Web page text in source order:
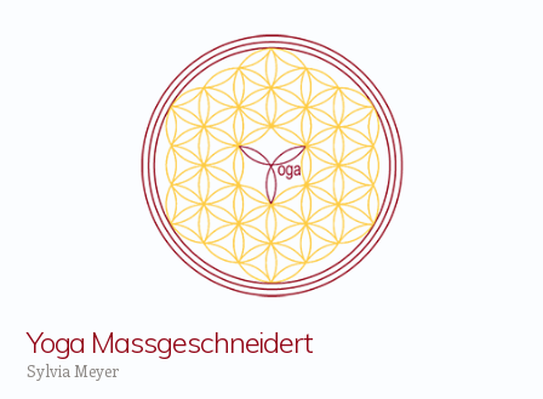
Yoga Massgeschneidert
Sylvia Meyer